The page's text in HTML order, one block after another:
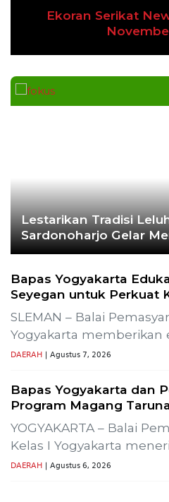
Ekoran Serikat
Lestarikan Tradisi
Sardonoharjo Gelar
Bapas Yogyakarta
Seyegan untuk Perkuat
SLEMAN – Balai
Yogyakarta memberikan
DAERAH | Agustus 7, 2026
Bapas Yogyakarta dan
Program Magang
YOGYAKARTA – Balai
Kelas I Yogyakarta
DAERAH | Agustus 6, 2026